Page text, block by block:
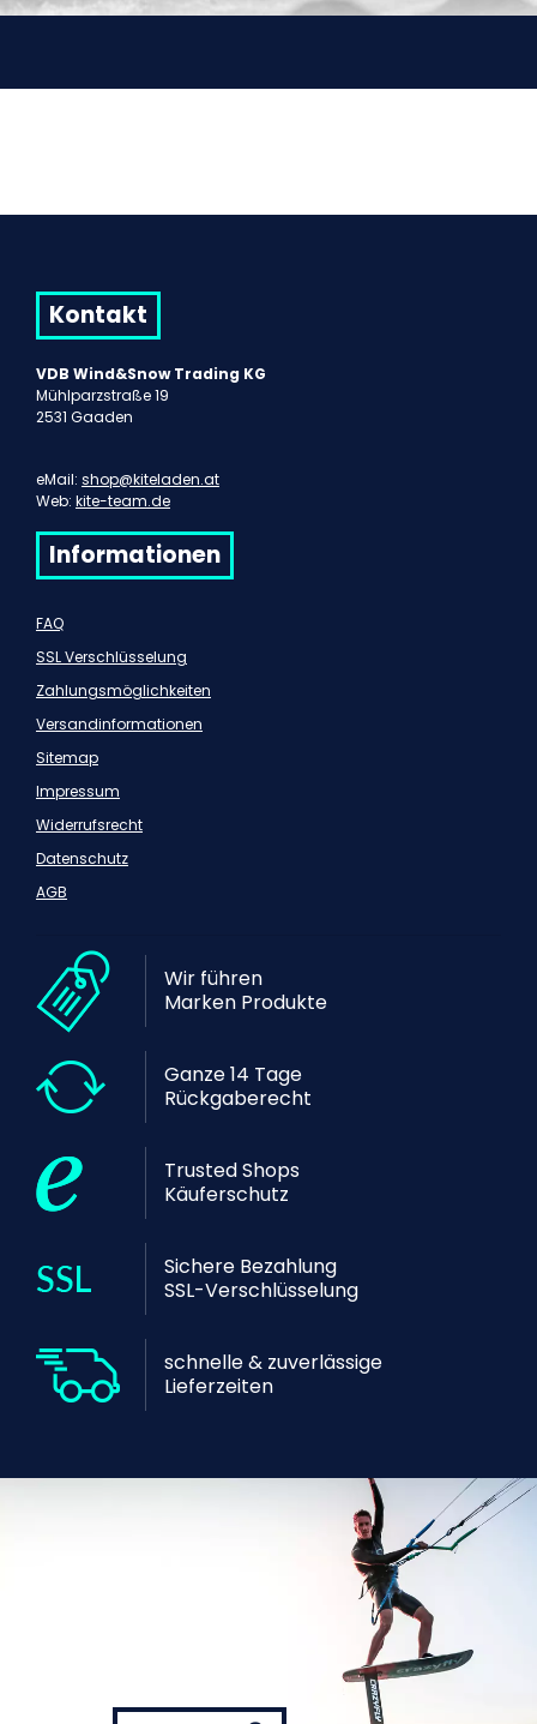
Kontakt
VDB Wind&Snow Trading KG
Mühlparzstraße 19
2531 Gaaden
eMail: shop@kiteladen.at
Web: kite-team.de
Informationen
FAQ
SSL Verschlüsselung
Zahlungsmöglichkeiten
Versandinformationen
Sitemap
Impressum
Widerrufsrecht
Datenschutz
AGB
Wir führen
Marken Produkte
Ganze 14 Tage
Rückgaberecht
Trusted Shops
Käuferschutz
Sichere Bezahlung
SSL-Verschlüsselung
schnelle & zuverlässige
Lieferzeiten